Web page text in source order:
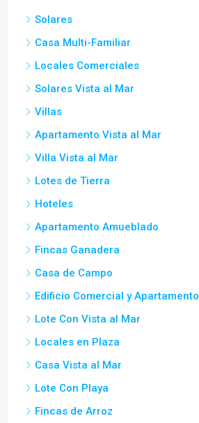
Solares
Casa Multi-Familiar
Locales Comerciales
Solares Vista al Mar
Villas
Apartamento Vista al Mar
Villa Vista al Mar
Lotes de Tierra
Hoteles
Apartamento Amueblado
Fincas Ganadera
Casa de Campo
Edificio Comercial y Apartamento
Lote Con Vista al Mar
Locales en Plaza
Casa Vista al Mar
Lote Con Playa
Fincas de Arroz